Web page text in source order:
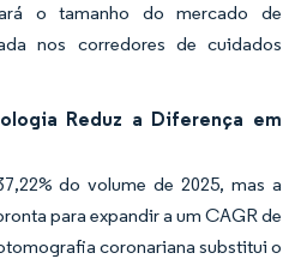
o tamanho do mercado de
nos corredores de cuidados
Reduz a Diferença em
do volume de 2025, mas a
para expandir a um CAGR de
coronariana substitui o